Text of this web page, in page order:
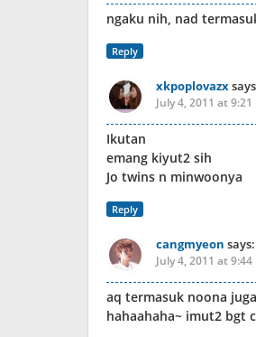
ngaku nih, nad
Reply
xkpoplovazx
July 4, 2011 at 9:21
Ikutan
emang kiyut2 sih
Jo twins n minwoonya
Reply
cangmyeon says:
July 4, 2011 at 9:44
aq termasuk noona juga
hahaahaha~ imut2 bgt